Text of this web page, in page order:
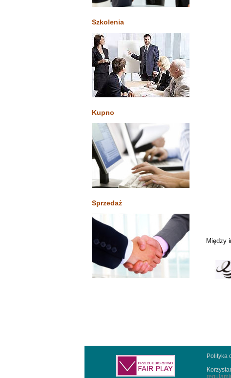
Szkolenia
Kupno
Sprzedaż
Między
Polityka